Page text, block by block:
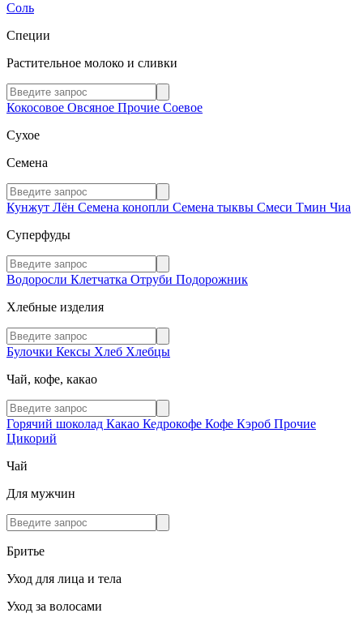
Соль
Специи
Растительное молоко и сливки
Кокосовое Овсяное Прочие Соевое
Сухое
Семена
Кунжут Лён Семена конопли Семена тыквы Смеси Тмин Чиа
Суперфуды
Водоросли Клетчатка Отруби Подорожник
Хлебные изделия
Булочки Кексы Хлеб Хлебцы
Чай, кофе, какао
Горячий шоколад Какао Кедрокофе Кофе Кэроб Прочие
Цикорий
Чай
Для мужчин
Бритье
Уход для лица и тела
Уход за волосами